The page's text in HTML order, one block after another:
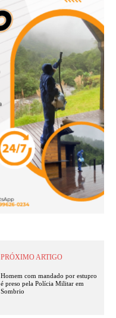
PRÓXIMO ARTIGO
Homem com mandado por estupro
é preso pela Polícia Militar em
Sombrio